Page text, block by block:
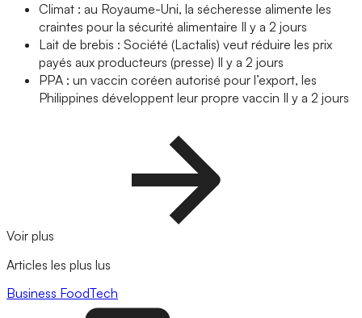
Climat : au Royaume-Uni, la sécheresse alimente les
craintes pour la sécurité alimentaire Il y a 2 jours
Lait de brebis : Société (Lactalis) veut réduire les prix
payés aux producteurs (presse) Il y a 2 jours
PPA : un vaccin coréen autorisé pour l’export, les
Philippines développent leur propre vaccin Il y a 2 jours
Voir plus
Articles les plus lus
Business FoodTech